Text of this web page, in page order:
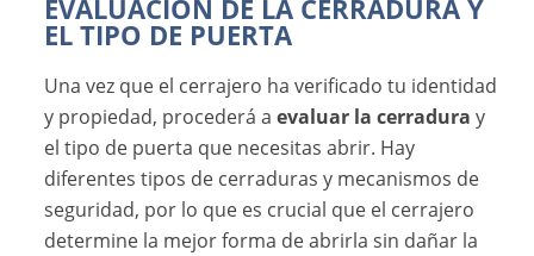
EVALUACIÓN DE LA CERRADURA Y
EL TIPO DE PUERTA
Una vez que el cerrajero ha verificado tu identidad
y propiedad, procederá aevaluar la cerradura y
el tipo de puerta que necesitas abrir. Hay
diferentes tipos de cerraduras y mecanismos de
seguridad, por lo que es crucial que el cerrajero
determine la mejor forma de abrirla sin dañar la